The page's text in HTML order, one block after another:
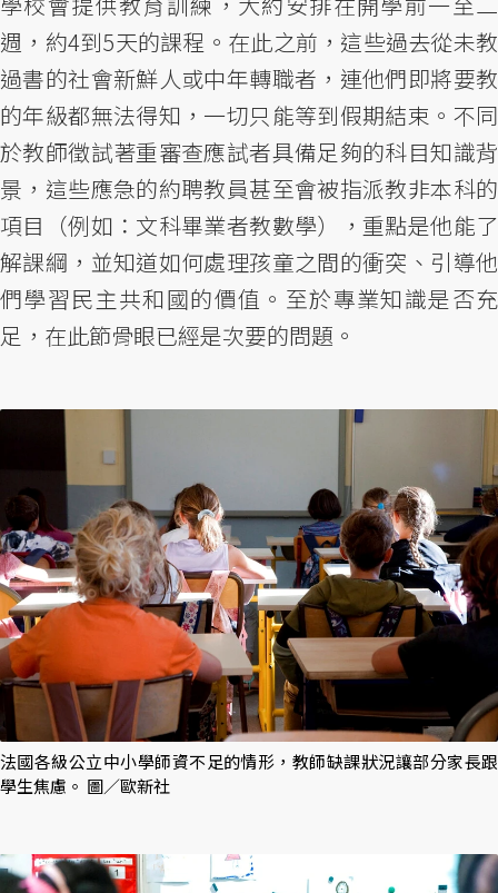
週，約4到5天的課程。在此之前，這些過去從未教
過書的社會新鮮人或中年轉職者，連他們即將要教
的年級都無法得知，一切只能等到假期結束。不同
於教師徵試著重審查應試者具備足夠的科目知識背
景，這些應急的約聘教員甚至會被指派教非本科的
項目（例如：文科畢業者教數學），重點是他能了
解課綱，並知道如何處理孩童之間的衝突、引導他
們學習民主共和國的價值。至於專業知識是否充
足，在此節骨眼已經是次要的問題。
法國各級公立中小學師資不足的情形，教師缺課狀況讓部分家長跟
學生焦慮。 圖／歐新社